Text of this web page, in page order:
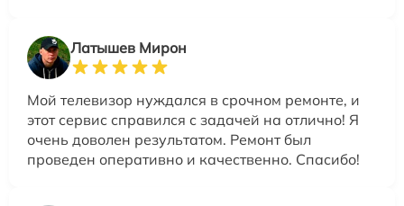
Латышев Мирон
Мой телевизор нуждался в срочном ремонте, и
этот сервис справился с задачей на отлично! Я
очень доволен результатом. Ремонт был
проведен оперативно и качественно. Спасибо!